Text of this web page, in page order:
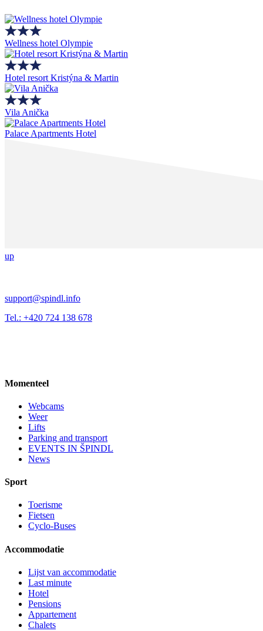
Wellness hotel Olympie
Hotel resort Kristýna & Martin
Vila Anička
Palace Apartments Hotel
up
support@spindl.info
Tel.: +420 724 138 678
Momenteel
Webcams
Weer
Lifts
Parking and transport
EVENTS IN ŠPINDL
News
Sport
Toerisme
Fietsen
Cyclo-Buses
Accommodatie
Lijst van accommodatie
Last minute
Hotel
Pensions
Appartement
Chalets